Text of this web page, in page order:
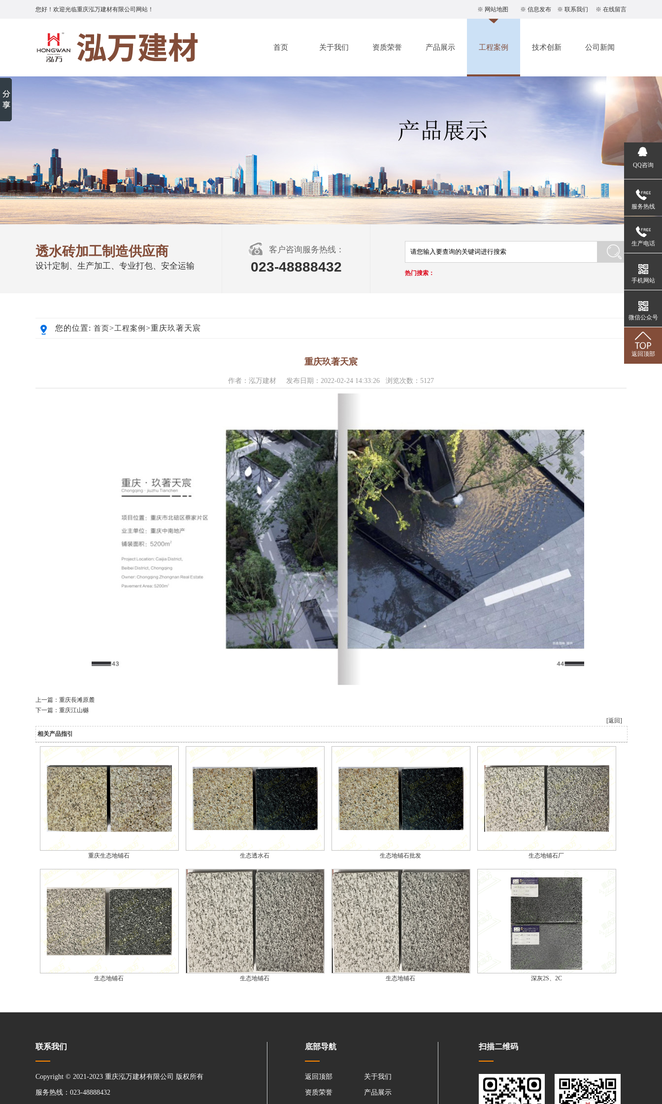
您好！欢迎光临重庆泓万建材有限公司网站！ ※ 网站地图 ※ 信息发布 ※ 联系我们 ※ 在线留言
首页 关于我们 资质荣誉 产品展示 工程案例 技术创新 公司新闻
透水砖加工制造供应商
设计定制、生产加工、专业打包、安全运输
客户咨询服务热线：
023-48888432 热门搜索：
您的位置: 首页>工程案例 >重庆玖著天宸
重庆玖著天宸
作者：泓万建材 发布日期：2022-02-24 14:33:26 浏览次数：5127
上一篇： 重庆長滩原麓
下一篇： 重庆江山樾
[返回]
相关产品指引
重庆生态地铺石 生态透水石 生态地铺石批发 生态地铺石厂
生态地铺石 生态地铺石 生态地铺石 深灰2S、2C
联系我们
Copyright © 2021-2023 重庆泓万建材有限公司 版权所有
服务热线：023-48888432
底部导航
返回顶部 关于我们
资质荣誉 产品展示
扫描二维码
QQ咨询
服务热线
生产电话
手机网站
微信公众号
返回顶部